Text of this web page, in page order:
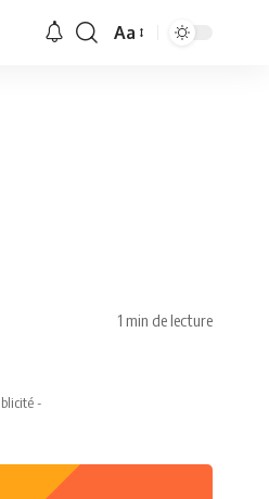
Font
Aa
1 min de lecture
-